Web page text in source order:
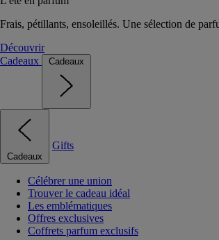
Frais, pétillants, ensoleillés. Une sélection de
Découvrir
Cadeaux
Cadeaux
Cadeaux
Gifts
Célébrer une union
Trouver le cadeau idéal
Les emblématiques
Offres exclusives
Coffrets parfum exclusifs